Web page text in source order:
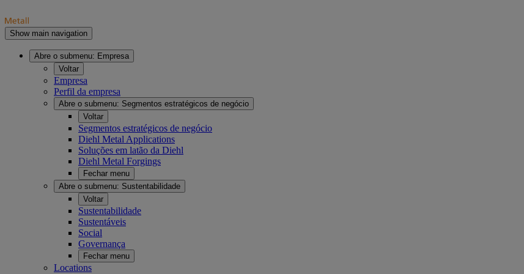
Show main navigation
Abre o submenu: Empresa
Voltar
Empresa
Perfil da empresa
Abre o submenu: Segmentos estratégicos de negócio
Voltar
Segmentos estratégicos de negócio
Diehl Metal Applications
Soluções em latão da Diehl
Diehl Metal Forgings
Fechar menu
Abre o submenu: Sustentabilidade
Voltar
Sustentabilidade
Sustentáveis
Social
Governança
Fechar menu
Locations